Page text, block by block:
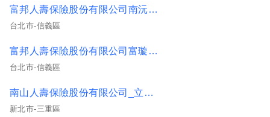
富邦人壽保險股份有限公司南沅通訊處(核准文號115A01號)
台北市-信義區
富邦人壽保險股份有限公司富璇通訊處(核准文號115A01號)
台北市-信義區
南山人壽保險股份有限公司_立盛通訊處
新北市-三重區